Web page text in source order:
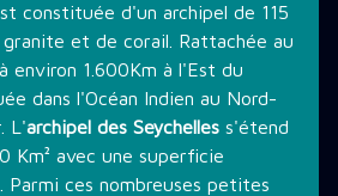
constituée d'un archipel de 115
et de corail. Rattachée au
environ 1.600Km à l'Est du
dans l'Océan Indien au Nord-
L'archipel des Seychelles s'étend
Km² avec une superficie
Parmi ces nombreuses petites